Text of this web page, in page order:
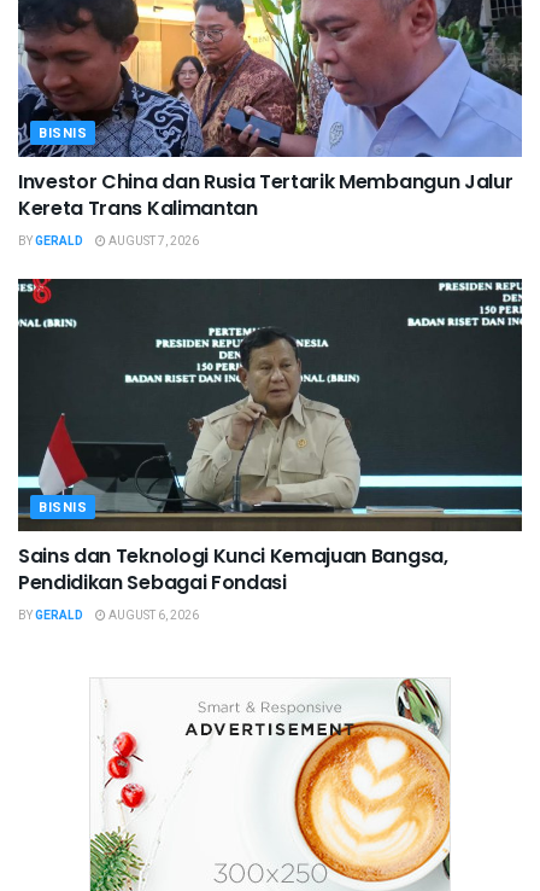
BISNIS
Investor China dan Rusia Tertarik Membangun Jalur
Kereta Trans Kalimantan
BYGERALD AUGUST 7, 2026
BISNIS
Sains dan Teknologi Kunci Kemajuan Bangsa,
Pendidikan Sebagai Fondasi
BYGERALD AUGUST 6, 2026